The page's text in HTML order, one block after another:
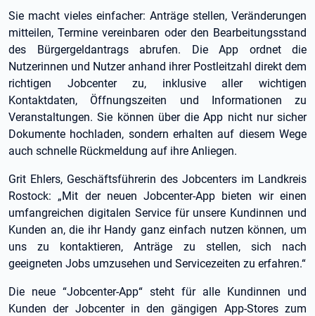
Sie macht vieles einfacher: Anträge stellen, Veränderungen
mitteilen, Termine vereinbaren oder den Bearbeitungsstand
des Bürgergeldantrags abrufen. Die App ordnet die
Nutzerinnen und Nutzer anhand ihrer Postleitzahl direkt dem
richtigen Jobcenter zu, inklusive aller wichtigen
Kontaktdaten, Öffnungszeiten und Informationen zu
Veranstaltungen. Sie können über die App nicht nur sicher
Dokumente hochladen, sondern erhalten auf diesem Wege
auch schnelle Rückmeldung auf ihre Anliegen.
Grit Ehlers, Geschäftsführerin des Jobcenters im Landkreis
Rostock: „Mit der neuen Jobcenter-App bieten wir einen
umfangreichen digitalen Service für unsere Kundinnen und
Kunden an, die ihr Handy ganz einfach nutzen können, um
uns zu kontaktieren, Anträge zu stellen, sich nach
geeigneten Jobs umzusehen und Servicezeiten zu erfahren.“
Die neue “Jobcenter-App“ steht für alle Kundinnen und
Kunden der Jobcenter in den gängigen App-Stores zum